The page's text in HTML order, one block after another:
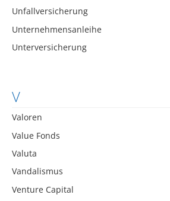
Unfallversicherung
Unternehmensanleihe
Unterversicherung
V
Valoren
Value Fonds
Valuta
Vandalismus
Venture Capital